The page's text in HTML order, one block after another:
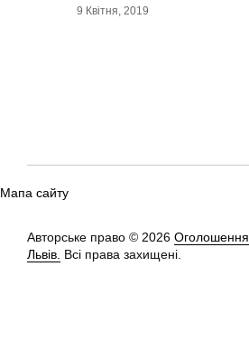
9 Квітня, 2019
Мапа сайту
Авторське право © 2026 Оголошення
Львів. Всі права захищені.